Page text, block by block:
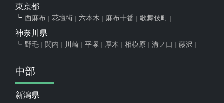
東京都
西麻布 花壇街 六本木 麻布十番 歌舞伎町
神奈川県
野毛 関内 川崎 平塚 厚木 相模原 溝ノ口 藤沢
中部
新潟県